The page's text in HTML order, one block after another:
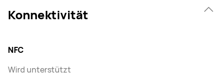
Konnektivität
NFC
Wird unterstützt